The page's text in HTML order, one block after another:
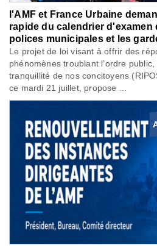
l'AMF et France Urbaine
rapide du calendrier d'examen
polices municipales et les
Le projet de loi visant à offrir des
phénomènes troublant l’ordre
tranquillité de nos concitoyens
ce mardi 21 juillet, propose ...